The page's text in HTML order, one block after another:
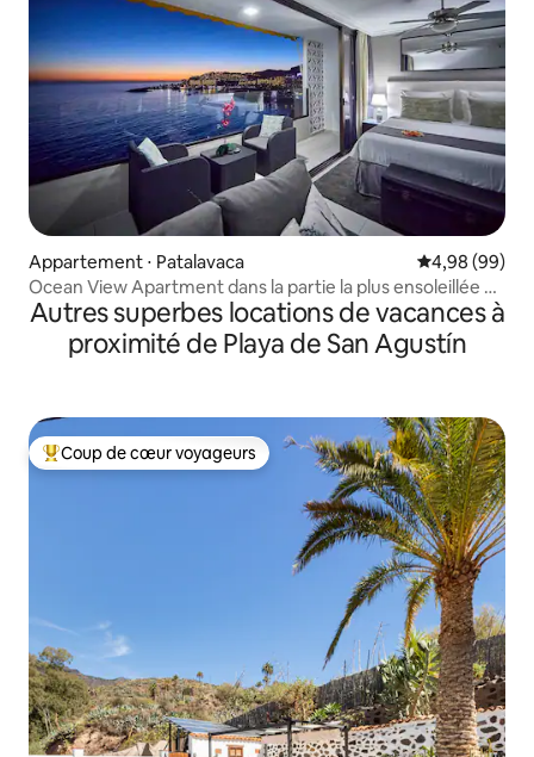
Appartement ⋅ Patalavaca Évaluation
4,98 (99)
Ocean View Apartment dans la partie la plus ensoleillée de
l'île
Autres superbes locations de vacances à
proximité de Playa de San Agustín
Coups de cœur voyageurs les plus appréciés
Coup de cœur voyageurs